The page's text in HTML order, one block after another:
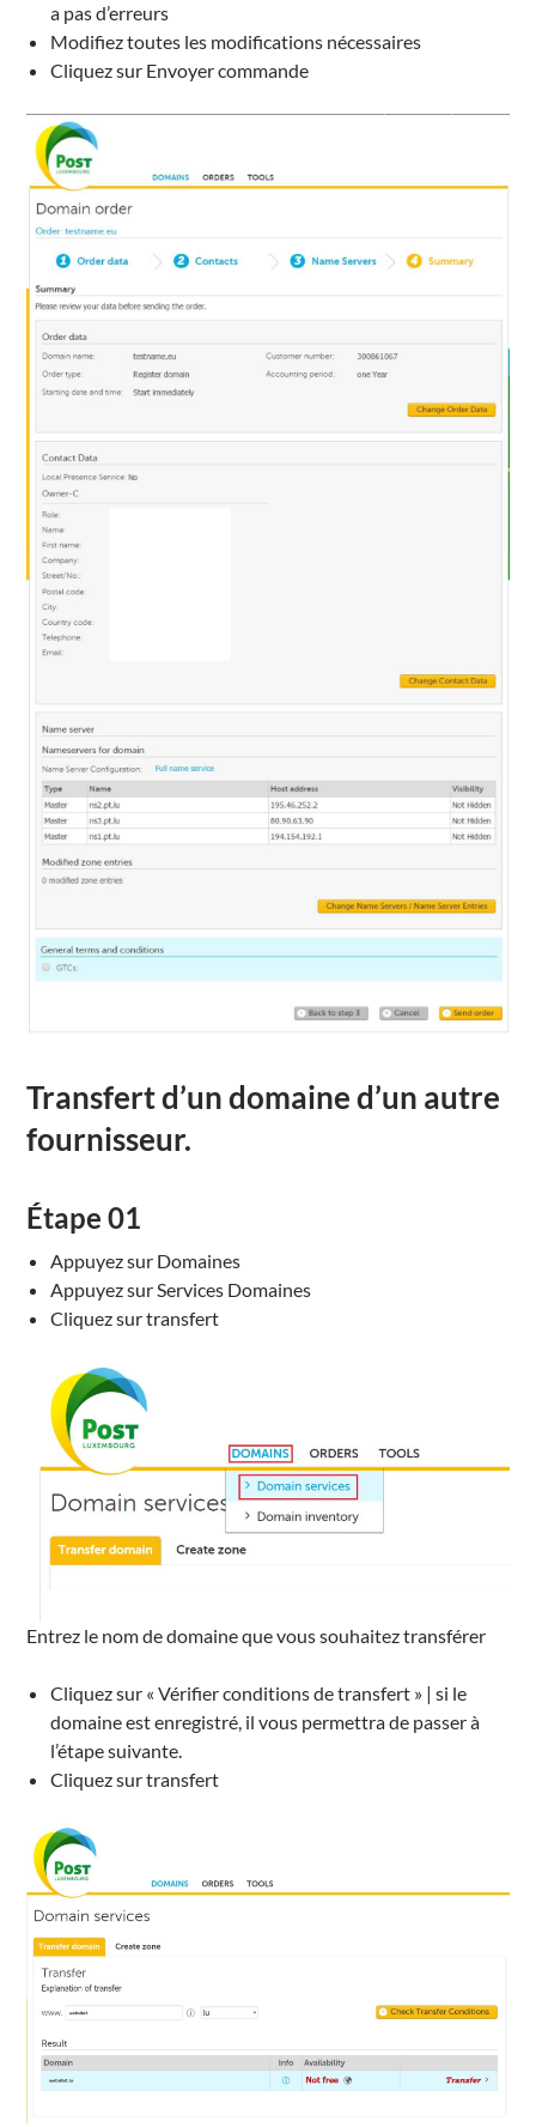
a pas d’erreurs
Modifieztoutes les modifications nécessaires
Cliquez sur Envoyer commande
Transfert d’un domaine d’un autre
fournisseur.
Étape 01
Appuyez sur Domaines
Appuyez sur Services Domaines
Cliquez sur transfert
Entrez le nom de domaine que vous souhaitez transférer
Cliquez sur « Vérifier conditions de transfert » | si le
domaine est enregistré, il vous permettra de passer à
l’étape suivante.
Cliquezsur transfert